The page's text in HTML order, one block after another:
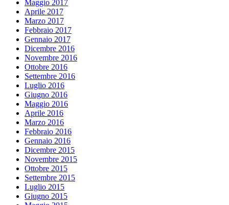
Maggio 2017
Aprile 2017
Marzo 2017
Febbraio 2017
Gennaio 2017
Dicembre 2016
Novembre 2016
Ottobre 2016
Settembre 2016
Luglio 2016
Giugno 2016
Maggio 2016
Aprile 2016
Marzo 2016
Febbraio 2016
Gennaio 2016
Dicembre 2015
Novembre 2015
Ottobre 2015
Settembre 2015
Luglio 2015
Giugno 2015